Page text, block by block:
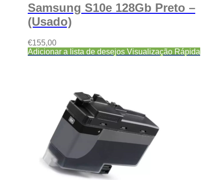
Samsung S10e 128Gb Preto –
(Usado)
€155,00
Adicionar a lista de desejos Visualização Rápida